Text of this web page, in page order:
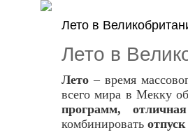
Лето в
Лето в
Лето – время
всего мира в Мекку
программ,
комбинировать